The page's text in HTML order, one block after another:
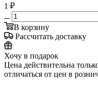
1 ₽
В корзину
Рассчитать доставку
Хочу в подарок
Цена действительна
отличаться от цен в